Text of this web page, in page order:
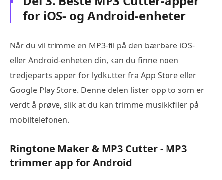
for iOS- og Android-enheter
Når du vil trimme en MP3-fil på den bærbare iOS-
eller Android-enheten din, kan du finne noen
tredjeparts apper for lydkutter fra App Store eller
Google Play Store. Denne delen lister opp to som er
verdt å prøve, slik at du kan trimme musikkfiler på
mobiltelefonen.
Ringtone Maker & MP3 Cutter - MP3
trimmer app for Android